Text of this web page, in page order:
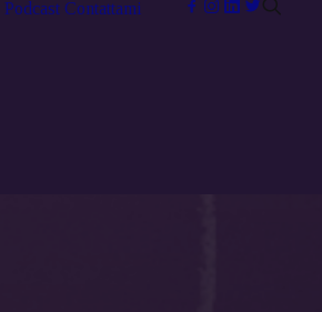
Podcast Contattami